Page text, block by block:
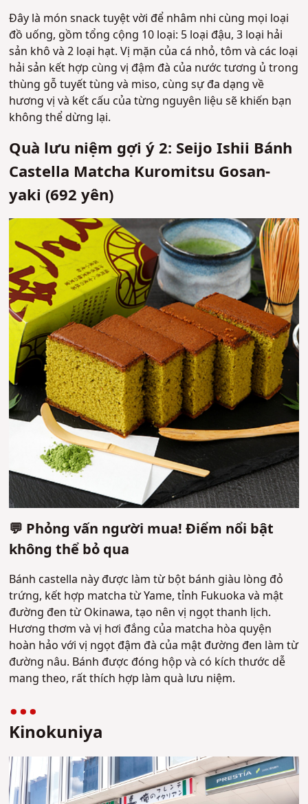
Đây là món snack tuyệt vời để nhâm nhi cùng mọi loại
đồ uống, gồm tổng cộng 10 loại: 5 loại đậu, 3 loại hải
sản khô và 2 loại hạt. Vị mặn của cá nhỏ, tôm và các loại
hải sản kết hợp cùng vị đậm đà của nước tương ủ trong
thùng gỗ tuyết tùng và miso, cùng sự đa dạng về
hương vị và kết cấu của từng nguyên liệu sẽ khiến bạn
không thể dừng lại.
Quà lưu niệm gợi ý 2: Seijo Ishii Bánh
Castella Matcha Kuromitsu Gosan-
yaki (692 yên)
💬 Phỏng vấn người mua! Điểm nổi bật
không thể bỏ qua
Bánh castella này được làm từ bột bánh giàu lòng đỏ
trứng, kết hợp matcha từ Yame, tỉnh Fukuoka và mật
đường đen từ Okinawa, tạo nên vị ngọt thanh lịch.
Hương thơm và vị hơi đắng của matcha hòa quyện
hoàn hảo với vị ngọt đậm đà của mật đường đen làm từ
đường nâu. Bánh được đóng hộp và có kích thước dễ
mang theo, rất thích hợp làm quà lưu niệm.
Kinokuniya